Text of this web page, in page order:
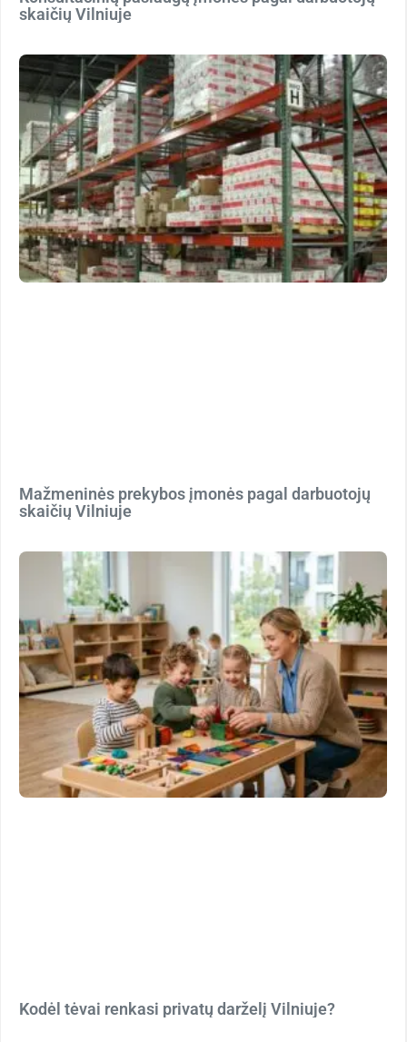
skaičių Vilniuje
Mažmeninės prekybos įmonės pagal darbuotojų
skaičių Vilniuje
Kodėl tėvai renkasi privatų darželį Vilniuje?